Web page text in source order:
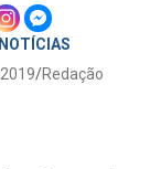
NOTÍCIAS
Redação